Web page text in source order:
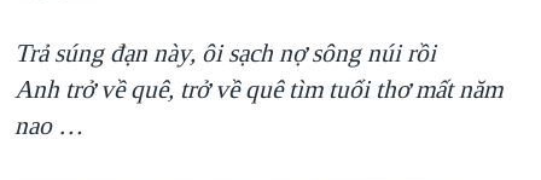
Trả súng đạn này, ôi sạch nợ sông núi rồi
Anh trở về quê, trở về quê tìm tuổi thơ mất năm
nao …